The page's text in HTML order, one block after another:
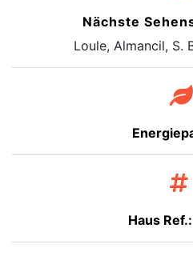
Nächste
Loule, Almancil, S.
Haus Ref.: